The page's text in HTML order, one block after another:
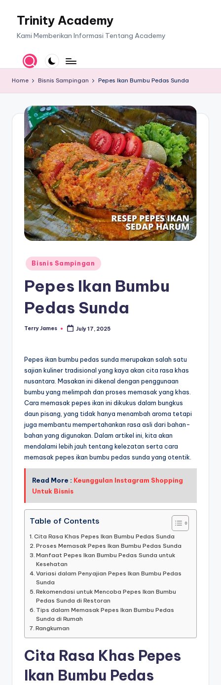
Trinity Academy
Kami Memberikan Informasi Tentang Academy
Home Bisnis Sampingan Pepes Ikan Bumbu Pedas Sunda
Posted
in
Bisnis Sampingan
Pepes Ikan Bumbu
Pedas Sunda
Posted
Terry James July 17, 2025
Pepes ikan bumbu pedas sunda merupakan salah satu
sajian kuliner tradisional yang kaya akan cita rasa khas
nusantara. Masakan ini dikenal dengan penggunaan
bumbu yang melimpah dan proses memasak yang khas.
Cara memasak pepes ikan ini dikukus dalam bungkus
daun pisang, yang tidak hanya menambah aroma tetapi
juga membantu mempertahankan rasa asli dari bahan-
bahan yang digunakan. Dalam artikel ini, kita akan
mendalami lebih jauh tentang kelezatan serta cara
memasak pepes ikan bumbu pedas sunda yang otentik.
Read More : Keunggulan Instagram Shopping
Untuk Bisnis
Table of Contents
Cita Rasa Khas Pepes Ikan Bumbu Pedas Sunda
Proses Memasak Pepes Ikan Bumbu Pedas Sunda
Manfaat Pepes Ikan Bumbu Pedas Sunda untuk
Kesehatan
Variasi dalam Penyajian Pepes Ikan Bumbu Pedas
Sunda
Rekomendasi untuk Mencoba Pepes Ikan Bumbu
Pedas Sunda di Restoran
Tips dalam Memasak Pepes Ikan Bumbu Pedas
Sunda di Rumah
Rangkuman
Cita Rasa Khas Pepes
Ikan Bumbu Pedas